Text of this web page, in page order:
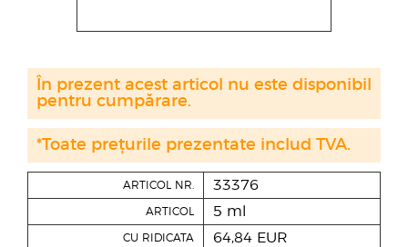
ARTICOL NR. 33376
ARTICOL 5 ml
CU RIDICATA 64,84 EUR
În prezent acest articol nu este disponibil
pentru cumpărare.
*Toate prețurile prezentate includ TVA.